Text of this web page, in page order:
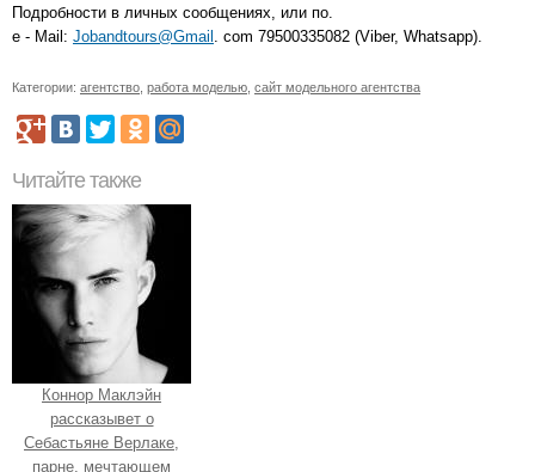
Подробности в личных сообщениях, или по.
e - Mail: Jobandtours@Gmail . com 79500335082 (Viber, Whatsapp).
Категории: агентство работа моделью сайт модельного агентства
Читайте также
Коннор Маклэйн
рассказывет о
Себастьяне Верлаке,
парне, мечтающем